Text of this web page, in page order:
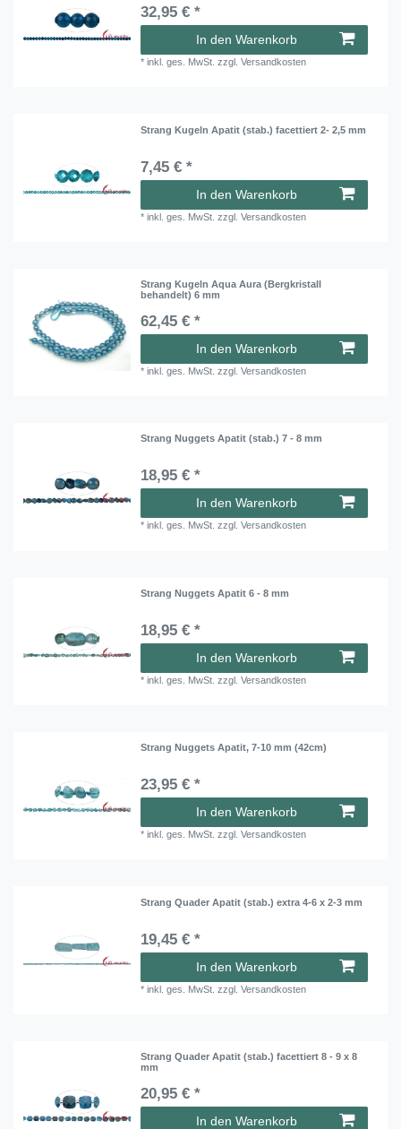
32,95 € *
In den Warenkorb
*inkl. ges. MwSt. zzgl.Versandkosten
Strang Kugeln Apatit (stab.) facettiert 2- 2,5 mm
7,45 € *
In den Warenkorb
*inkl. ges. MwSt. zzgl.Versandkosten
Strang Kugeln Aqua Aura (Bergkristall
behandelt) 6 mm
62,45 € *
In den Warenkorb
*inkl. ges. MwSt. zzgl.Versandkosten
Strang Nuggets Apatit (stab.) 7 - 8 mm
18,95 € *
In den Warenkorb
*inkl. ges. MwSt. zzgl.Versandkosten
Strang Nuggets Apatit 6 - 8 mm
18,95 € *
In den Warenkorb
*inkl. ges. MwSt. zzgl.Versandkosten
Strang Nuggets Apatit, 7-10 mm (42cm)
23,95 € *
In den Warenkorb
*inkl. ges. MwSt. zzgl.Versandkosten
Strang Quader Apatit (stab.) extra 4-6 x 2-3 mm
19,45 € *
In den Warenkorb
*inkl. ges. MwSt. zzgl.Versandkosten
Strang Quader Apatit (stab.) facettiert 8 - 9 x 8
mm
20,95 € *
In den Warenkorb